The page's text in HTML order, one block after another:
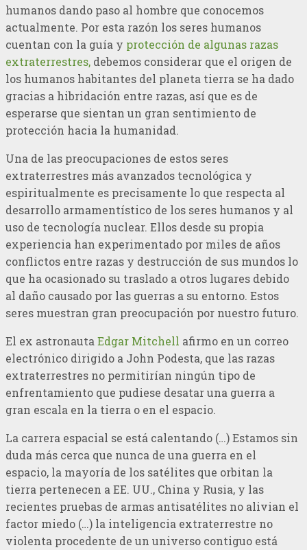
humanos dando paso al hombre que conocemos
actualmente. Por esta razón los seres humanos
cuentan con la guía y protección de algunas razas
extraterrestres, debemos considerar que el origen de
los humanos habitantes del planeta tierra se ha dado
gracias a hibridación entre razas, así que es de
esperarse que sientan un gran sentimiento de
protección hacia la humanidad.
Una de las preocupaciones de estos seres
extraterrestres más avanzados tecnológica y
espiritualmente es precisamente lo que respecta al
desarrollo armamentístico de los seres humanos y al
uso de tecnología nuclear. Ellos desde su propia
experiencia han experimentado por miles de años
conflictos entre razas y destrucción de sus mundos lo
que ha ocasionado su traslado a otros lugares debido
al daño causado por las guerras a su entorno. Estos
seres muestran gran preocupación por nuestro futuro.
El ex astronautaEdgar Mitchell afirmo en un correo
electrónico dirigido a John Podesta, que las razas
extraterrestres no permitirían ningún tipo de
enfrentamiento que pudiese desatar una guerra a
gran escala en la tierra o en el espacio.
La carrera espacial se está calentando (…) Estamos sin
duda más cerca que nunca de una guerra en el
espacio, la mayoría de los satélites que orbitan la
tierra pertenecen a EE. UU., China y Rusia, y las
recientes pruebas de armas antisatélites no alivian el
factor miedo (…) la inteligencia extraterrestre no
violenta procedente de un universo contiguo está